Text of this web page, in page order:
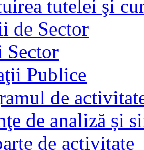
tutelei şi
de Sector
Sector
Publice
de
de analiză și
de activitate